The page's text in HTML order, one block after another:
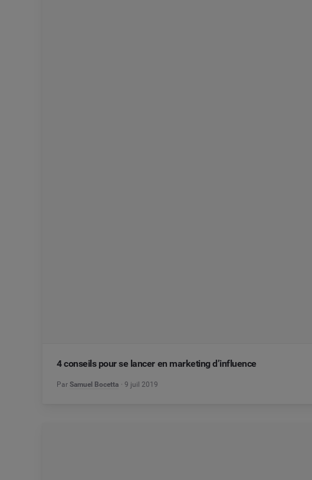
4 conseils pour se lancer en marketing d’influence
Par Samuel Bocetta 9 juil 2019